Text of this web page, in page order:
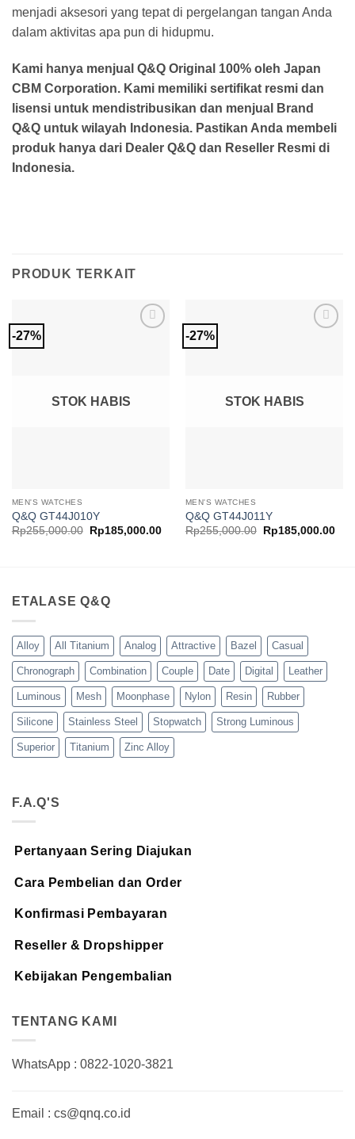
menjadi aksesori yang tepat di pergelangan tangan Anda
dalam aktivitas apa pun di hidupmu.
Kami hanya menjual Q&Q Original 100% oleh Japan
CBM Corporation. Kami memiliki sertifikat resmi dan
lisensi untuk mendistribusikan dan menjual Brand
Q&Q untuk wilayah Indonesia. Pastikan Anda membeli
produk hanya dari Dealer Q&Q dan Reseller Resmi di
Indonesia.
PRODUK TERKAIT
-27%
STOK HABIS
MEN'S WATCHES
Q&Q GT44J010Y
Rp255,000.00
Harga
aslinya
Rp185,000.00Harga
-27%
STOK HABIS
MEN'S WATCHES
Q&Q GT44J011Y
Rp255,000.00
Harga
aslinya
Rp185,000.00
ETALASE Q&Q
Alloy All Titanium Analog Attractive Bazel Casual
Chronograph Combination Couple Date Digital Leather
Luminous Mesh Moonphase Nylon Resin Rubber
Silicone Stainless Steel Stopwatch Strong Luminous
Superior Titanium Zinc Alloy
F.A.Q'S
Pertanyaan Sering Diajukan
Cara Pembelian dan Order
Konfirmasi Pembayaran
Reseller & Dropshipper
Kebijakan Pengembalian
TENTANG KAMI
WhatsApp : 0822-1020-3821
Email : cs@qnq.co.id